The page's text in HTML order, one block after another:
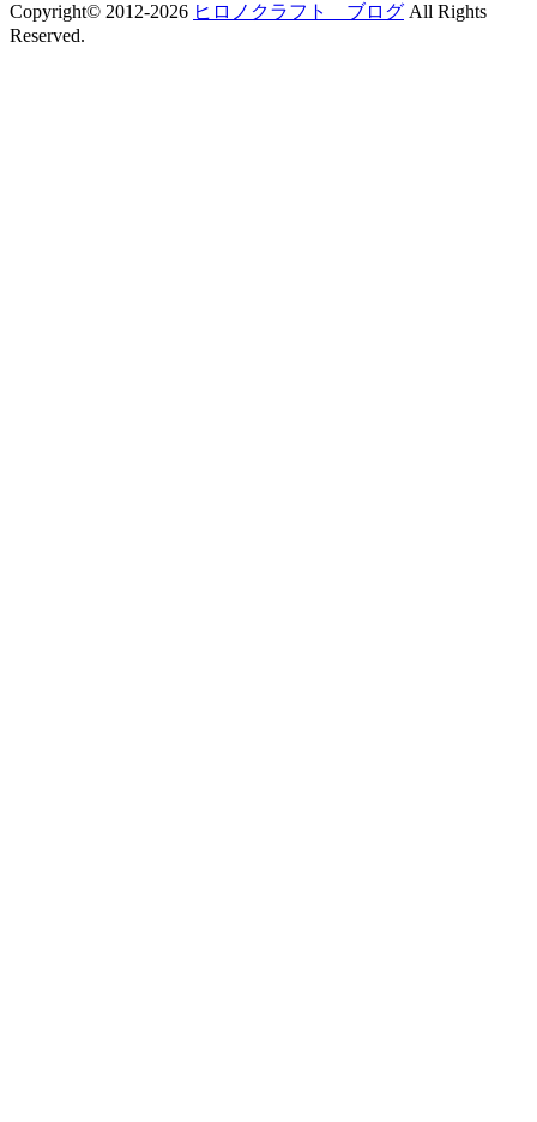
Copyright© 2012-2026 ヒロノクラフト ブログ All Rights
Reserved.